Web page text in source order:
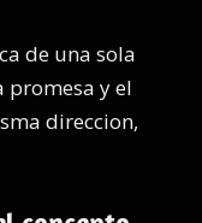
de una sola
promesa y el
direccion,